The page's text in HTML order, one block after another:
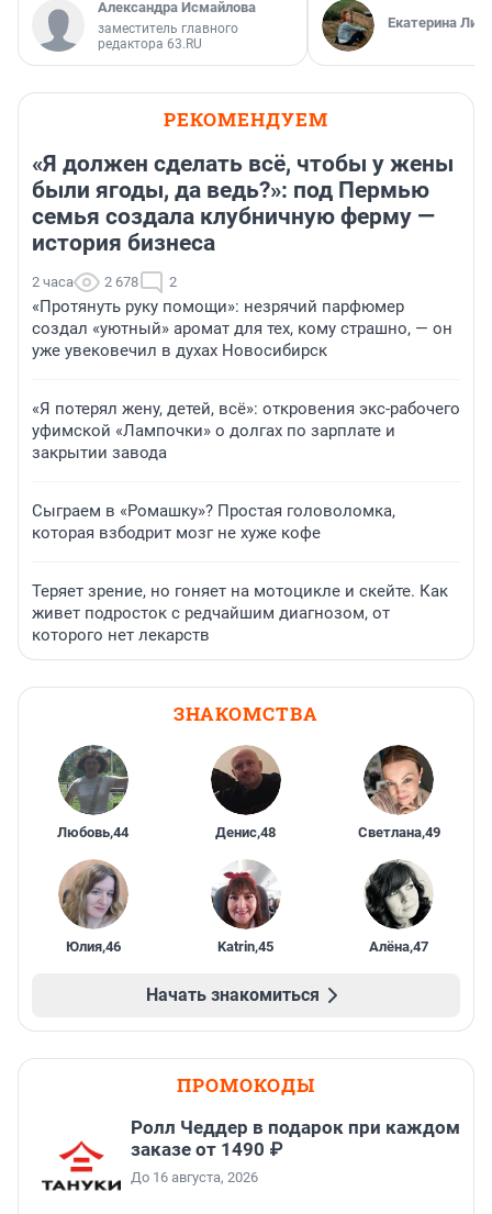
Александра Исмайлова
заместитель главного
редактора 63.RU
Екатерина
РЕКОМЕНДУЕМ
«Я должен сделать всё, чтобы у жены
были ягоды, да ведь?»: под Пермью
семья создала клубничную ферму —
история бизнеса
2 часа 2 678 2
«Протянуть руку помощи»: незрячий парфюмер
создал «уютный» аромат для тех, кому страшно, — он
уже увековечил в духах Новосибирск
«Я потерял жену, детей, всё»: откровения экс-рабочего
уфимской «Лампочки» о долгах по зарплате и
закрытии завода
Сыграем в «Ромашку»? Простая головоломка,
которая взбодрит мозг не хуже кофе
Теряет зрение, но гоняет на мотоцикле и скейте. Как
живет подросток с редчайшим диагнозом, от
которого нет лекарств
ЗНАКОМСТВА
Любовь,44 Денис,48 Светлана,49
Юлия,46 Katrin,45 Алёна,47
Начать знакомиться
ПРОМОКОДЫ
Ролл Чеддер в подарок при каждом
заказе от 1490 ₽
До 16 августа, 2026